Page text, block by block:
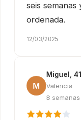
seis semanas
ordenada.
12/03/2025
M
Miguel, 41
Valencia
8 semanas